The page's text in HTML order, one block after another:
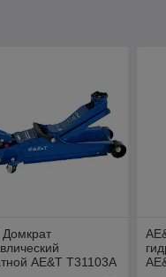
Домкрат
AE&T T31103A